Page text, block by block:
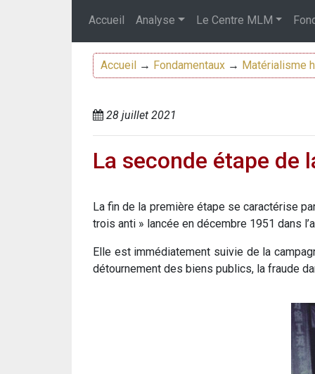
Accueil Analyse Le Centre MLM
Accueil → Fondamentaux → Matérialisme
28 juillet 2021
La seconde étape de
La fin de la première étape se caractérise
trois anti » lancée en décembre 1951 dans
Elle est immédiatement suivie de la
détournement des biens publics, la fraude